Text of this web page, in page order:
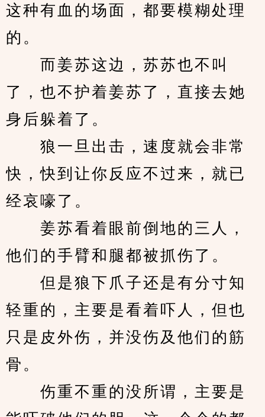
这种有血的场面，都要模糊处理
的。
而姜苏这边，苏苏也不叫
了，也不护着姜苏了，直接去她
身后躲着了。
狼一旦出击，速度就会非常
快，快到让你反应不过来，就已
经哀嚎了。
姜苏看着眼前倒地的三人，
他们的手臂和腿都被抓伤了。
但是狼下爪子还是有分寸知
轻重的，主要是看着吓人，但也
只是皮外伤，并没伤及他们的筋
骨。
伤重不重的没所谓，主要是